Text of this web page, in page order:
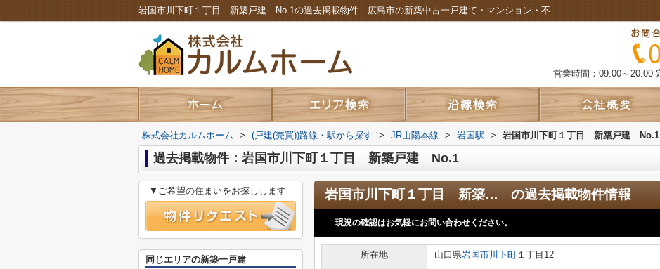
岩国市川下町１丁目 新築戸建 No.1の過去掲載物件｜広島市の新築中古一戸建て・マンション・不動産・土地のことなら株式会社カルムホーム
営業時間：09:00～20:00
株式会社カルムホーム > (戸建(売買))路線・駅から探す > JR山陽本線 > 岩国駅 > 岩国市川下町１丁目 新築戸建 No.1
過去掲載物件：岩国市川下町１丁目 新築戸建 No.1
岩国市川下町１丁目 新築戸建 No.1 の過去掲載物件情報
現況の確認はお気軽にお問い合わせください。
所在地 山口県岩国市川下町 １丁目12
▼ご希望の住まいをお探しします
同じエリアの新築一戸建